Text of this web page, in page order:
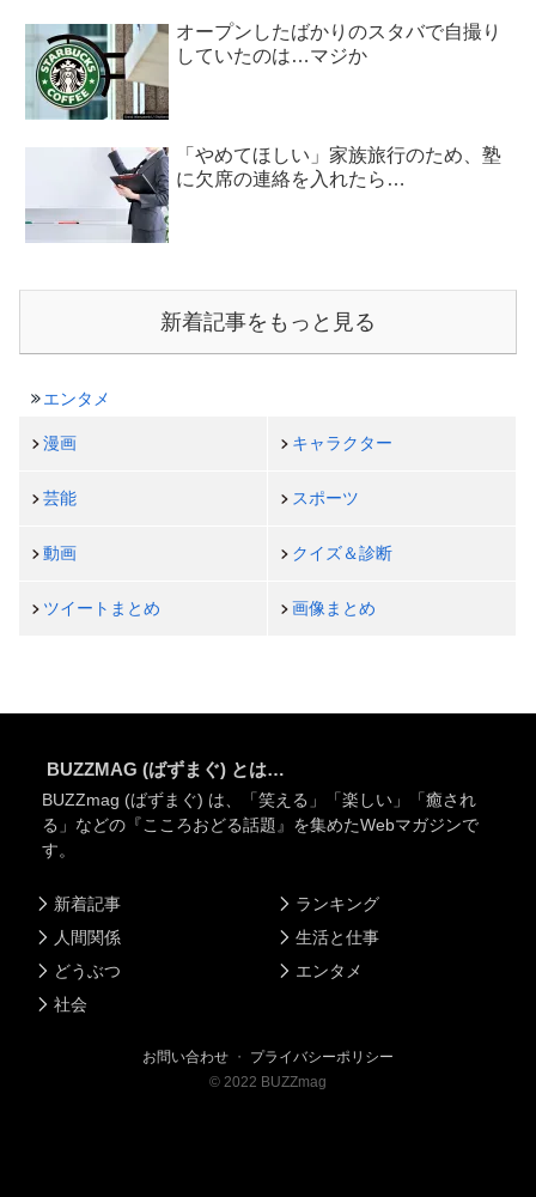
オープンしたばかりのスタバで自撮り
していたのは…マジか
「やめてほしい」家族旅行のため、塾
に欠席の連絡を入れたら…
新着記事をもっと見る
エンタメ
漫画 キャラクター
芸能 スポーツ
動画 クイズ＆診断
ツイートまとめ 画像まとめ
BUZZMAG (ばずまぐ) とは…
BUZZmag (ばずまぐ) は、「笑える」「楽しい」「癒され
る」などの『こころおどる話題』を集めたWebマガジンで
す。
新着記事
人間関係
どうぶつ
社会
ランキング
生活と仕事
エンタメ
お問い合わせ ・ プライバシーポリシー
© 2022 BUZZmag